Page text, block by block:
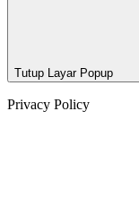
Tutup Layar Popup
Privacy Policy